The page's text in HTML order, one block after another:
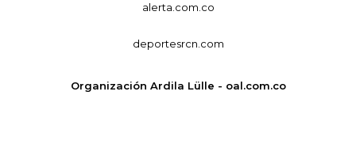
alerta.com.co
deportesrcn.com
Organización Ardila Lülle - oal.com.co